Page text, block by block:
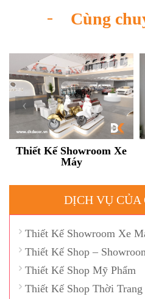
Cùng
Thiết Kế Showroom Xe
Máy
‹
DỊCH VỤ CỦA
Thiết Kế Showroom Xe
Thiết Kế Shop –
Thiết Kế Shop Mỹ Phẩm
Thiết Kế Shop Thời Trang